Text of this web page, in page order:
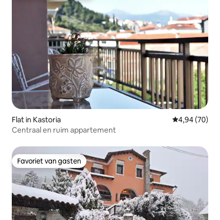
Flat in Kastoria Gemiddelde
4,94 (70)
Centraal en ruim appartement
Favoriet van gasten
Favoriet van gasten